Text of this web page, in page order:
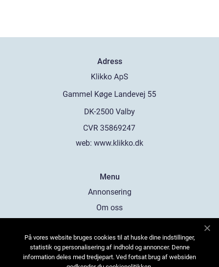
Adress
web: www.klikko.dk
Menu
Annonsering
Om oss
Kontakta oss
Sitemap
På vores website bruges cookies til at huske dine indstillinger,
statistik og personalisering af indhold og annoncer. Denne
information deles med tredjepart. Ved fortsat brug af websiden